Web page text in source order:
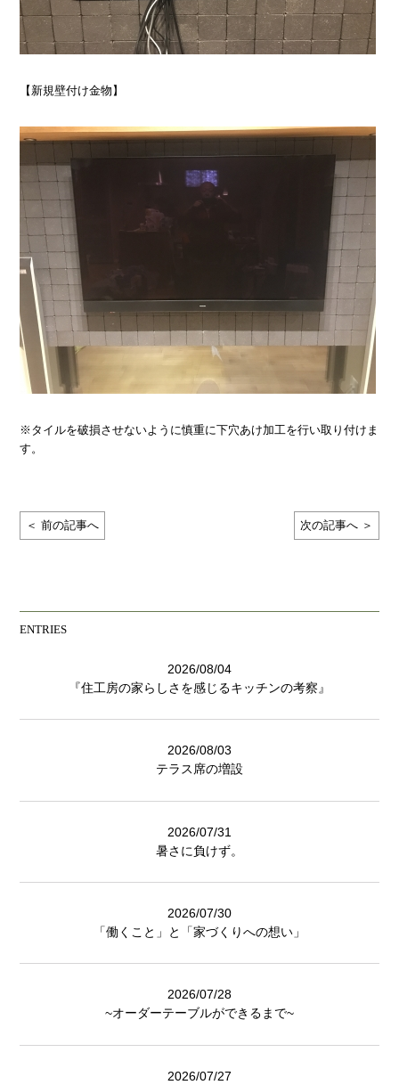
【新規壁付け金物】
※タイルを破損させないように慎重に下穴あけ加工を行い取り付けま
す。
＜ 前の記事へ 次の記事へ ＞
ENTRIES
2026/08/04
『住工房の家らしさを感じるキッチンの考察』
2026/08/03
テラス席の増設
2026/07/31
暑さに負けず。
2026/07/30
「働くこと」と「家づくりへの想い」
2026/07/28
~オーダーテーブルができるまで~
2026/07/27